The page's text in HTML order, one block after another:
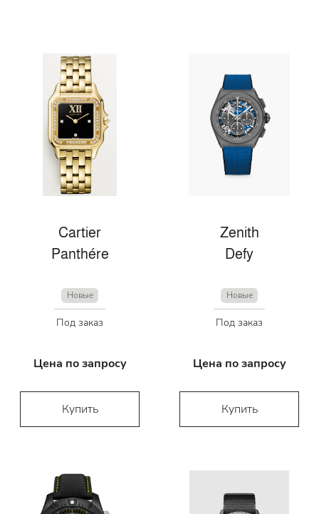
Cartier
Panthére
Новые
Под заказ
Цена по запросу
Купить
Zenith
Defy
Новые
Под заказ
Цена по запросу
Купить